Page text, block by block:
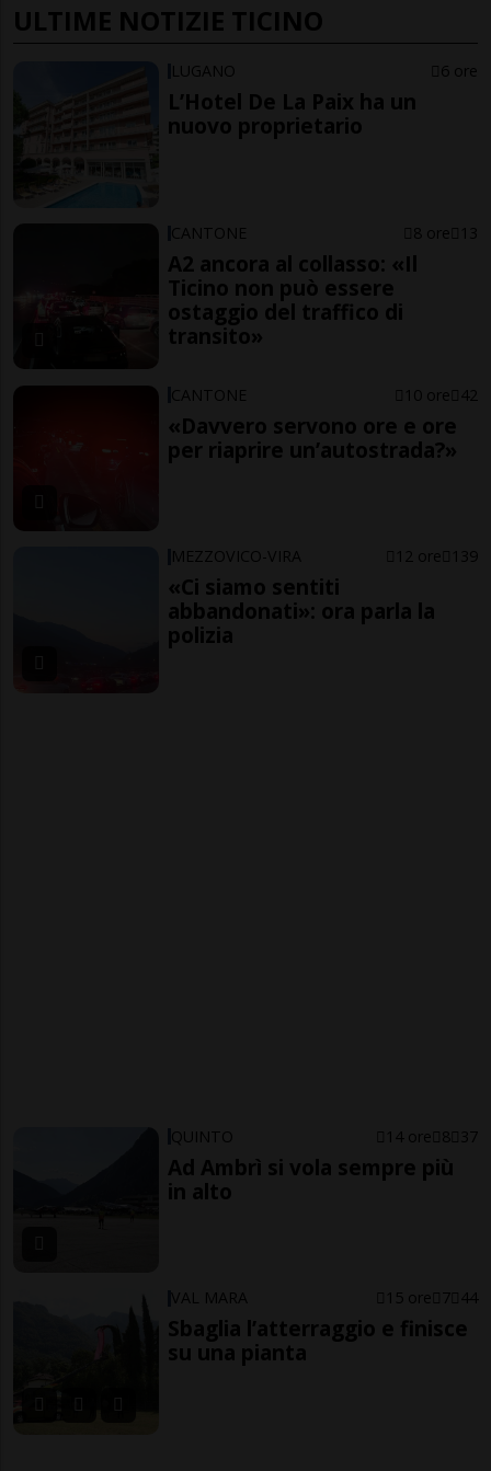
ULTIME NOTIZIE TICINO
LUGANO 6 ore
L’Hotel De La Paix ha un
nuovo proprietario
CANTONE 8 ore 13
A2 ancora al collasso: «Il
Ticino non può essere
ostaggio del traffico di
transito»
CANTONE 10 ore 42
«Davvero servono ore e ore
per riaprire un’autostrada?»
MEZZOVICO-VIRA 12 ore 139
«Ci siamo sentiti
abbandonati»: ora parla la
polizia
QUINTO 14 ore 8 37
Ad Ambrì si vola sempre più
in alto
VAL MARA 15 ore 7 44
Sbaglia l’atterraggio e finisce
su una pianta